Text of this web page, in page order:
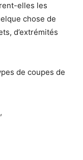
elles les
chose de
d’extrémités
de coupes de